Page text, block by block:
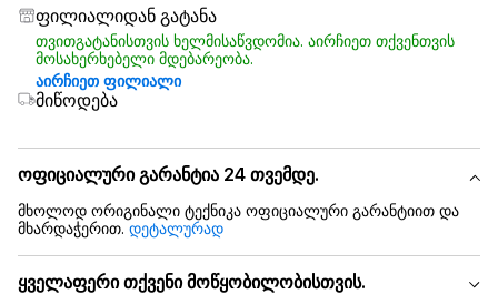
ფილიალიდან გატანა
თვითგატანისთვის ხელმისაწვდომია. აირჩიეთ თქვენთვის
მოსახერხებელი მდებარეობა.
აირჩიეთ ფილიალი
მიწოდება
ოფიციალური გარანტია 24 თვემდე.
მხოლოდ ორიგინალი ტექნიკა ოფიციალური გარანტიით და
მხარდაჭერით. დეტალურად
ყველაფერი თქვენი მოწყობილობისთვის.